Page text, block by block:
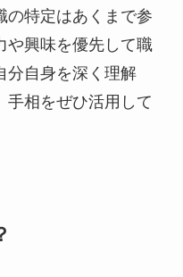
の特定はあくまで参
や興味を優先して職
分自身を深く理解
手相をぜひ活用して